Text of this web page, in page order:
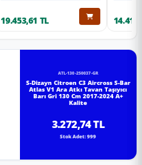
19.453,61 TL
ATL-130-250037-GR
S-Dizayn Citroen C3 Aircross S-Bar
Atlas V1 Ara Atkı Tavan Taşıyıcı
Barı Gri 130 Cm 2017-2024 A+
Kalite
3.272,74 TL
Stok Adet: 999